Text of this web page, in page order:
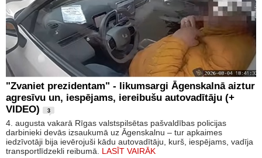
"Zvaniet prezidentam" - likumsargi Āgenskalnā aiztur
agresīvu un, iespējams, iereibušu autovadītāju (+
VIDEO)
3
4. augusta vakarā Rīgas valstspilsētas pašvaldības policijas
darbinieki devās izsaukumā uz Āgenskalnu – tur apkaimes
iedzīvotāji bija ievērojuši kādu autovadītāju, kurš, iespējams, vadīja
transportlīdzekli reibumā. LASĪT VAIRĀK